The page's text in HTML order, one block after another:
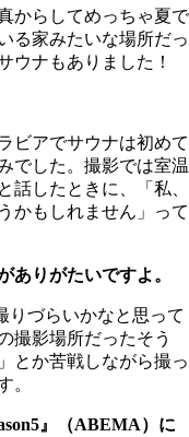
からしてめっちゃ夏で
る家みたいな場所だっ
ウナもありました！
ビアでサウナは初めて
でした。撮影では室温
話したときに、「私、
かもしれません」って
りがたいですよ。
づらいかなと思って
撮影場所だったそう
とか苦戦しながら撮っ
。
』（ABEMA）に